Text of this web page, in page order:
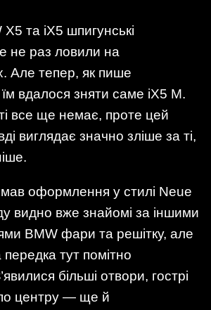
та iX5 шпигунські
не раз ловили на
Але тепер, як пише
вдалося зняти саме iX5 M.
все ще немає, проте цей
виглядає значно зліше за ті,
оформлення у стилі Neue
видно вже знайомі за іншими
BMW фари та решітку, але
тут помітно
більші отвори, гострі
по центру — ще й